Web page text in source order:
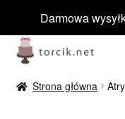
Darmowa
Przejdź
do
nawigacji
Przejdź
do
treści
Jadalne
Strona główna